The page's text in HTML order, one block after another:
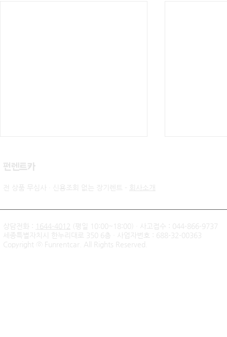
신불자 기아 쏘렌토 하이브리
드 무심사 장기렌트 출고후기
팰리세이드
​펀렌트카
전 상품 무심사 · 신용조회 없는 장기렌트 - 회사소개
상담전화 : 1644-4012
(평일 10:00~18:00) · 사고접수 : 044-866-9737
세종특별자치시 한누리대로 350 6층 · 사업자번호 : 688-32-00363
Copyright ⓒ Funrentcar. All Rights Reserved.